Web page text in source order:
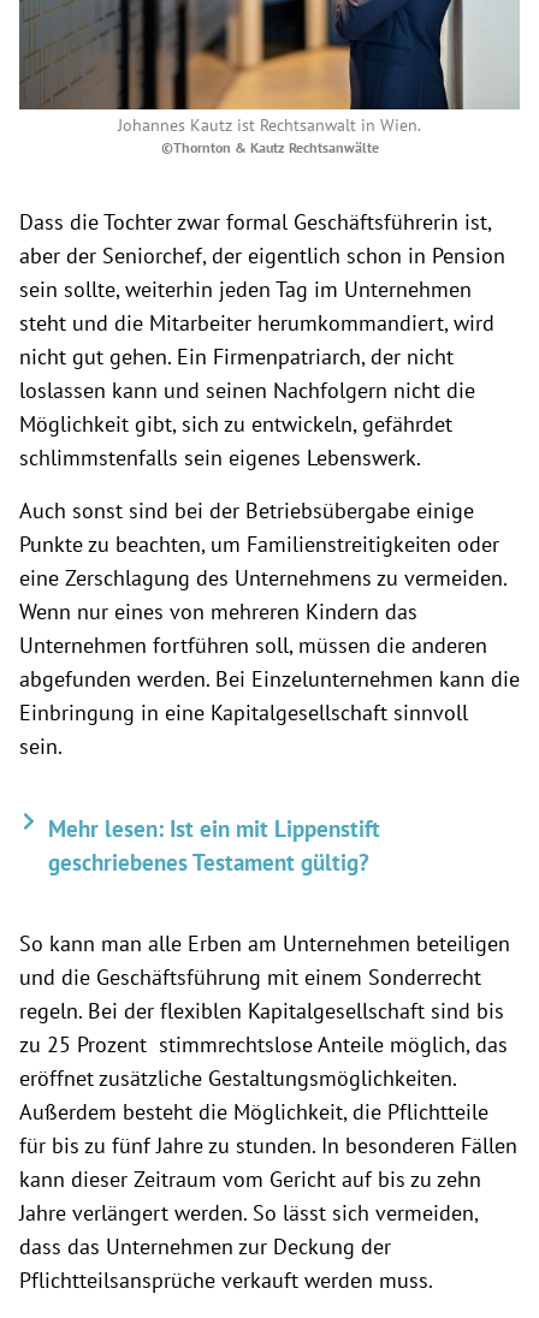
Johannes Kautz ist Rechtsanwalt in Wien.
©Thornton & Kautz Rechtsanwälte
Dass die Tochter zwar formal Geschäftsführerin ist,
aber der Seniorchef, der eigentlich schon in Pension
sein sollte, weiterhin jeden Tag im Unternehmen
steht und die Mitarbeiter herumkommandiert, wird
nicht gut gehen. Ein Firmenpatriarch, der nicht
loslassen kann und seinen Nachfolgern nicht die
Möglichkeit gibt, sich zu entwickeln, gefährdet
schlimmstenfalls sein eigenes Lebenswerk.
Auch sonst sind bei der Betriebsübergabe einige
Punkte zu beachten, um Familienstreitigkeiten oder
eine Zerschlagung des Unternehmens zu vermeiden.
Wenn nur eines von mehreren Kindern das
Unternehmen fortführen soll, müssen die anderen
abgefunden werden. Bei Einzelunternehmen kann die
Einbringung in eine Kapitalgesellschaft sinnvoll
sein.
Mehr lesen: Ist ein mit Lippenstift
geschriebenes Testament gültig?
So kann man alle Erben am Unternehmen beteiligen
und die Geschäftsführung mit einem Sonderrecht
regeln. Bei der flexiblen Kapitalgesellschaft sind bis
zu 25 Prozent stimmrechtslose Anteile möglich, das
eröffnet zusätzliche Gestaltungsmöglichkeiten.
Außerdem besteht die Möglichkeit, die Pflichtteile
für bis zu fünf Jahre zu stunden. In besonderen Fällen
kann dieser Zeitraum vom Gericht auf bis zu zehn
Jahre verlängert werden. So lässt sich vermeiden,
dass das Unternehmen zur Deckung der
Pflichtteilsansprüche verkauft werden muss.